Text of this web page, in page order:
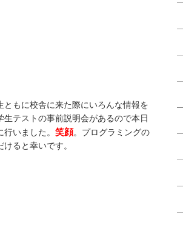
もに校舎に来た際にいろんな情報を
テストの事前説明会があるので本日
行いました。笑顔。プログラミングの
ると幸いです。